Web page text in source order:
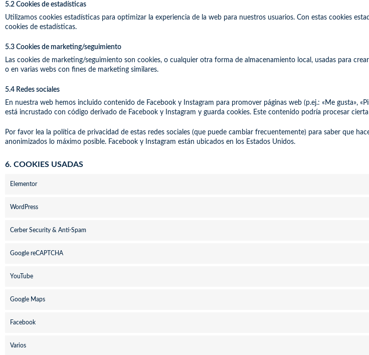
5.2 Cookies de estadísticas
Utilizamos cookies estadísticas para optimizar la experiencia de la web para nuestros usuarios. Con estas cookies
cookies de estadísticas.
5.3 Cookies de marketing/seguimiento
Las cookies de marketing/seguimiento son cookies, o cualquier otra forma de almacenamiento local, usadas para
o en varias webs con fines de marketing similares.
5.4 Redes sociales
En nuestra web hemos incluido contenido de Facebook y Instagram para promover páginas web (p.ej.: «Me gusta»,
está incrustado con código derivado de Facebook y Instagram y guarda cookies. Este contenido podría procesar
Por favor lea la política de privacidad de estas redes sociales (que puede cambiar frecuentemente) para saber que
anonimizados lo máximo posible. Facebook y Instagram están ubicados en los Estados Unidos.
6. COOKIES USADAS
Elementor
WordPress
Cerber Security & Anti-Spam
Google reCAPTCHA
YouTube
Google Maps
Facebook
Varios